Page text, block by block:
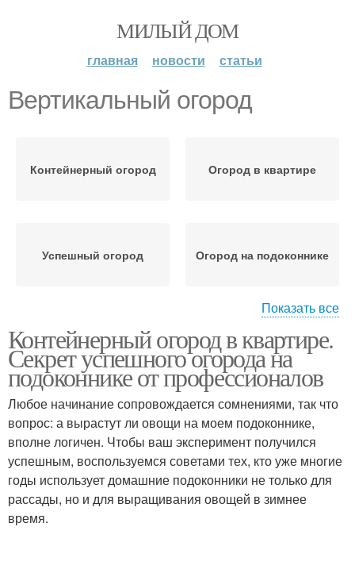
МИЛЫЙ ДОМ
главная новости статьи
Вертикальный огород
Контейнерный огород Огород в квартире
Успешный огород Огород на подоконнике
Семена для огорода Вертикальные грядки
Домашний огород
Показать все
Контейнерный огород в квартире.
Секрет успешного огорода на
подоконнике от профессионалов
Любое начинание сопровождается сомнениями, так что
вопрос: а вырастут ли овощи на моем подоконнике,
вполне логичен. Чтобы ваш эксперимент получился
успешным, воспользуемся советами тех, кто уже многие
годы использует домашние подоконники не только для
рассады, но и для выращивания овощей в зимнее
время.